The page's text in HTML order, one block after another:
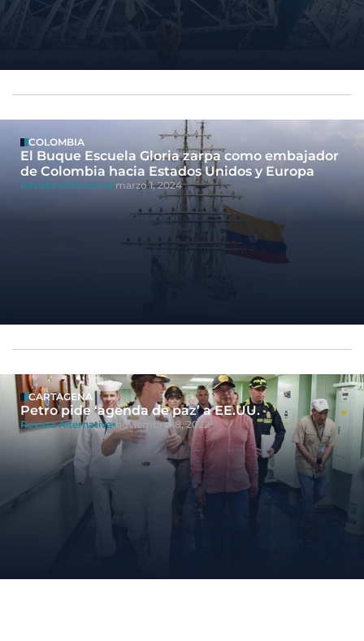
COLOMBIA
El Buque Escuela Gloria zarpa como embajador
de Colombia hacia Estados Unidos y Europa
Revista Alternativa marzo 1, 2024
CARTAGENA
Petro pide ‘agenda de paz’ a EE.UU.
Revista Alternativa noviembre 18, 2022